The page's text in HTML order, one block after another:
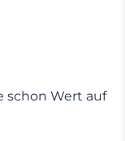
schon Wert auf